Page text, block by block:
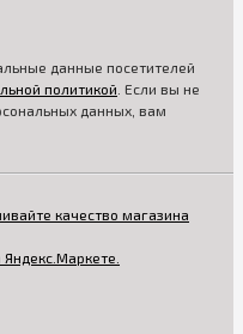
данные посетителей
политикой . Если вы не
данных, вам